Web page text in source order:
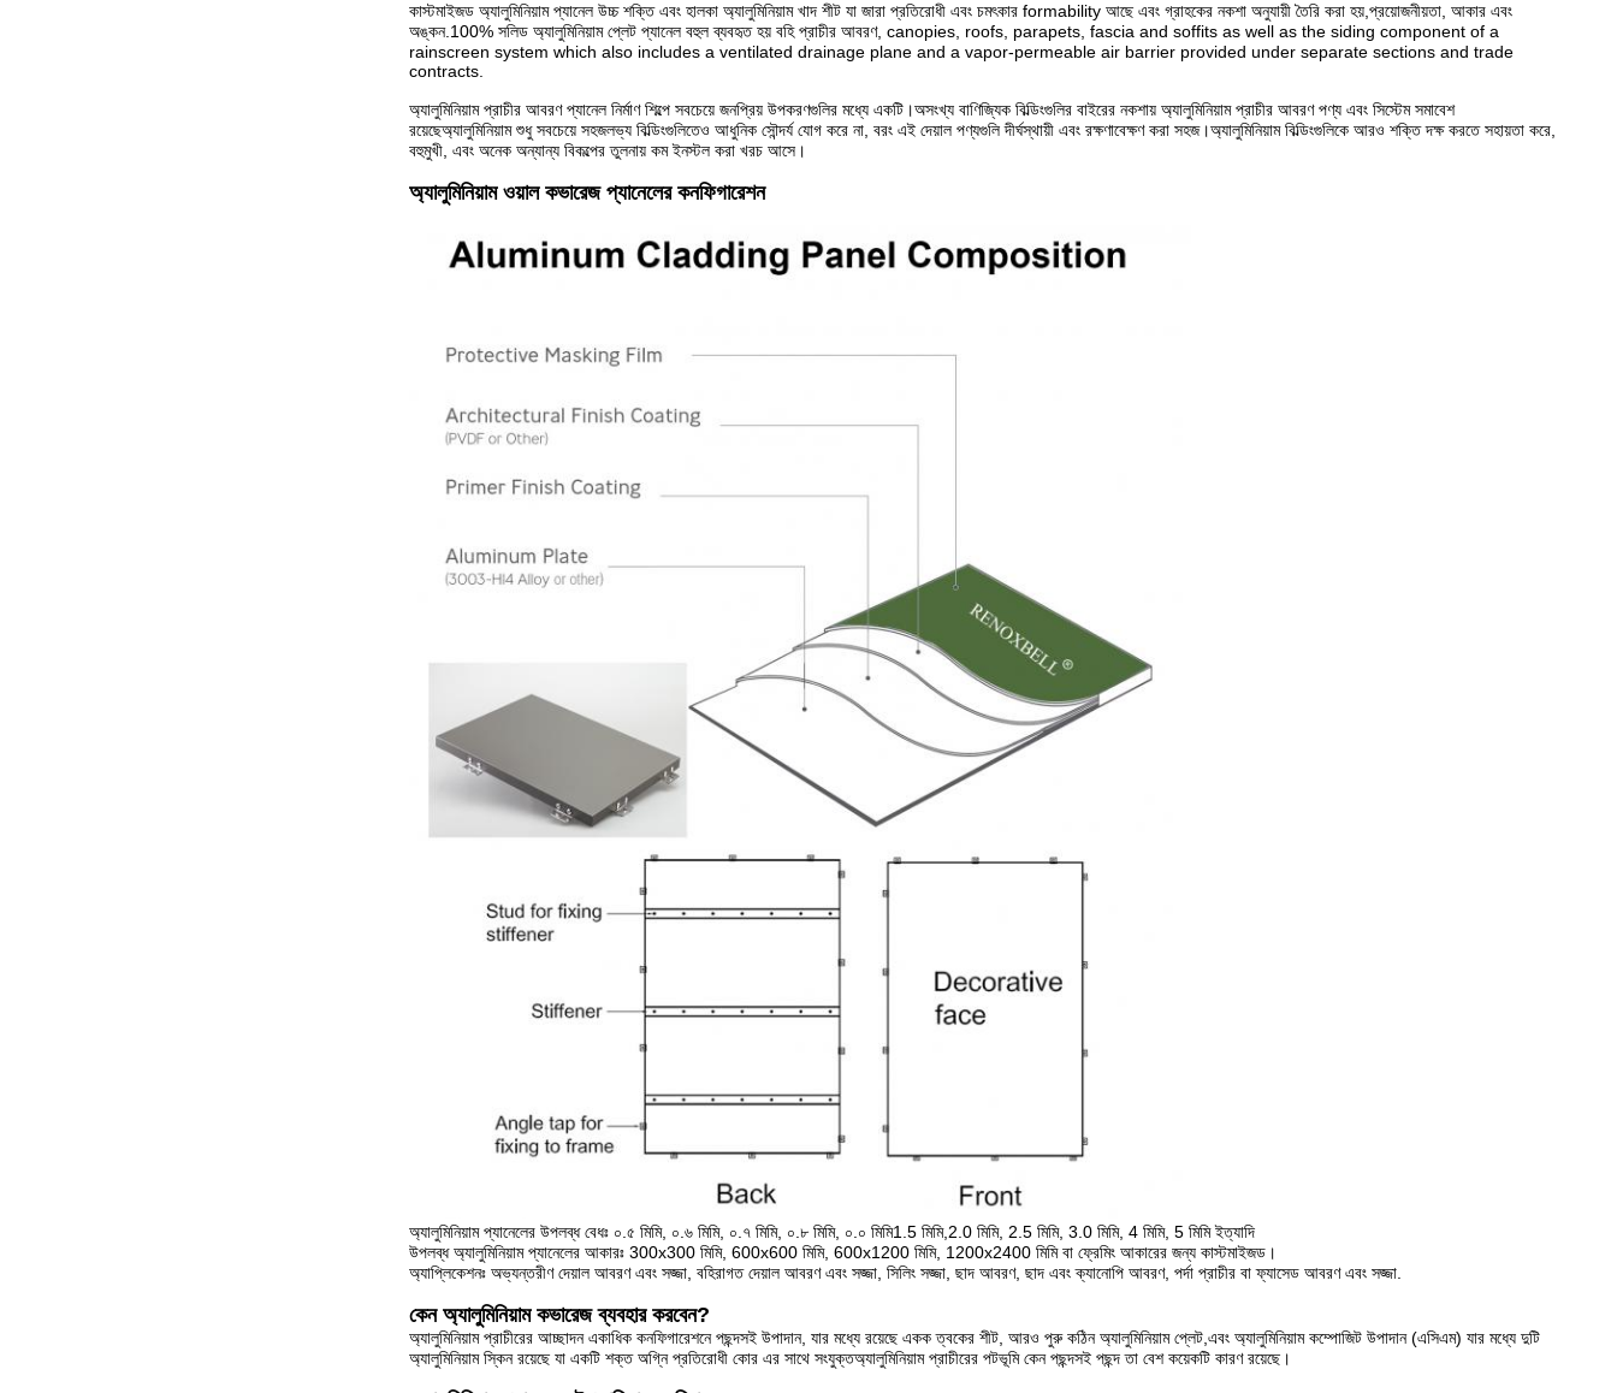
কাস্টমাইজড অ্যালুমিনিয়াম প্যানেল উচ্চ শক্তি এবং হালকা অ্যালুমিনিয়াম খাদ শীট যা জারা প্রতিরোধী এবং চমৎকার formability আছে এবং গ্রাহকের নকশা অনুযায়ী তৈরি করা হয়,প্রয়োজনীয়তা, আকার এবং
অঙ্কন.100% সলিড অ্যালুমিনিয়াম প্লেট প্যানেল বহুল ব্যবহৃত হয় বহি প্রাচীর আবরণ, canopies, roofs, parapets, fascia and soffits as well as the siding component of a
rainscreen system which also includes a ventilated drainage plane and a vapor-permeable air barrier provided under separate sections and trade
contracts.
অ্যালুমিনিয়াম প্রাচীর আবরণ প্যানেল নির্মাণ শিল্পে সবচেয়ে জনপ্রিয় উপকরণগুলির মধ্যে একটি।অসংখ্য বাণিজ্যিক বিল্ডিংগুলির বাইরের নকশায় অ্যালুমিনিয়াম প্রাচীর আবরণ পণ্য এবং সিস্টেম সমাবেশ
রয়েছেঅ্যালুমিনিয়াম শুধু সবচেয়ে সহজলভ্য বিল্ডিংগুলিতেও আধুনিক সৌন্দর্য যোগ করে না, বরং এই দেয়াল পণ্যগুলি দীর্ঘস্থায়ী এবং রক্ষণাবেক্ষণ করা সহজ।অ্যালুমিনিয়াম বিল্ডিংগুলিকে আরও শক্তি দক্ষ করতে সহায়তা করে,
বহুমুখী, এবং অনেক অন্যান্য বিকল্পের তুলনায় কম ইনস্টল করা খরচ আসে।
অ্যালুমিনিয়াম ওয়াল কভারেজ প্যানেলের কনফিগারেশন
অ্যালুমিনিয়াম প্যানেলের উপলব্ধ বেধঃ ০.৫ মিমি, ০.৬ মিমি, ০.৭ মিমি, ০.৮ মিমি, ০.০ মিমি1.5 মিমি,2.0 মিমি, 2.5 মিমি, 3.0 মিমি, 4 মিমি, 5 মিমি ইত্যাদি
উপলব্ধ অ্যালুমিনিয়াম প্যানেলের আকারঃ 300x300 মিমি, 600x600 মিমি, 600x1200 মিমি, 1200x2400 মিমি বা ফ্রেমিং আকারের জন্য কাস্টমাইজড।
অ্যাপ্লিকেশনঃ অভ্যন্তরীণ দেয়াল আবরণ এবং সজ্জা, বহিরাগত দেয়াল আবরণ এবং সজ্জা, সিলিং সজ্জা, ছাদ আবরণ, ছাদ এবং ক্যানোপি আবরণ, পর্দা প্রাচীর বা ফ্যাসেড আবরণ এবং সজ্জা.
কেন অ্যালুমিনিয়াম কভারেজ ব্যবহার করবেন?
অ্যালুমিনিয়াম প্রাচীরের আচ্ছাদন একাধিক কনফিগারেশনে পছন্দসই উপাদান, যার মধ্যে রয়েছে একক ত্বকের শীট, আরও পুরু কঠিন অ্যালুমিনিয়াম প্লেট,এবং অ্যালুমিনিয়াম কম্পোজিট উপাদান (এসিএম) যার মধ্যে দুটি
অ্যালুমিনিয়াম স্কিন রয়েছে যা একটি শক্ত অগ্নি প্রতিরোধী কোর এর সাথে সংযুক্তঅ্যালুমিনিয়াম প্রাচীরের পটভূমি কেন পছন্দসই পছন্দ তা বেশ কয়েকটি কারণ রয়েছে।